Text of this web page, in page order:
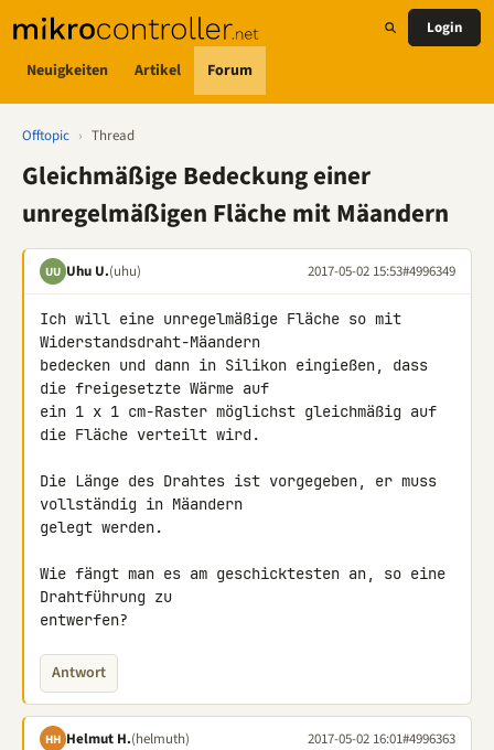
Neuigkeiten Artikel Forum
Login
Offtopic › Thread
Gleichmäßige Bedeckung einer
unregelmäßigen Fläche mit Mäandern
UU Uhu U.(uhu) 2017-05-02 15:53#4996349
Ich will eine unregelmäßige Fläche so mit
Widerstandsdraht-Mäandern
bedecken und dann in Silikon eingießen, dass
die freigesetzte Wärme auf
ein 1 x 1 cm-Raster möglichst gleichmäßig auf
die Fläche verteilt wird.
Die Länge des Drahtes ist vorgegeben, er muss
vollständig in Mäandern
gelegt werden.
Wie fängt man es am geschicktesten an, so eine
Drahtführung zu
entwerfen?
Antwort
HH Helmut H.(helmuth) 2017-05-02 16:01#4996363